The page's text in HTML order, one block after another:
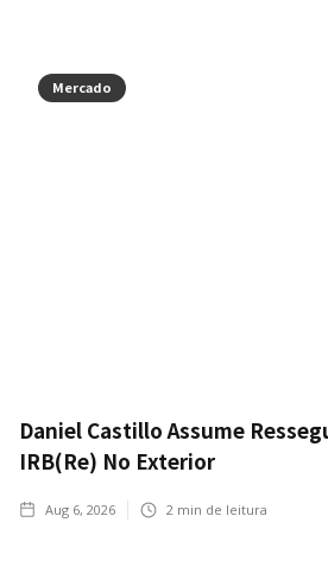
Mercado
Daniel Castillo Assume
IRB(Re) No Exterior
Aug 6, 2026 2 min de leitura